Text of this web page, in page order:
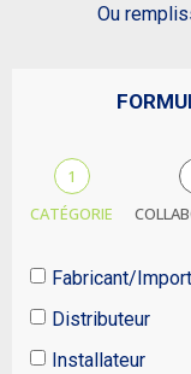
Ou
1
CATÉGORIE
Fabricant/
Distributeur
Installateur